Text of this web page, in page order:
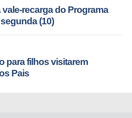
recarga do Programa
(10)
para filhos visitarem
Pais